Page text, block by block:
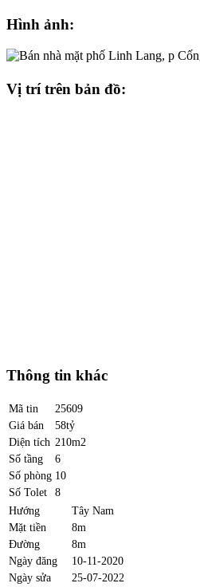
Hình ảnh:
Vị trí trên bản đồ:
Thông tin khác
Mã tin
25609
Giá bán
58tỷ
Diện tích 210m2
Số tầng
6
Số phòng 10
Số Tolet
8
Hướng
Tây Nam
Mặt tiền
8m
Đường
8m
Ngày đăng
10-11-2020
Ngày sửa
25-07-2022